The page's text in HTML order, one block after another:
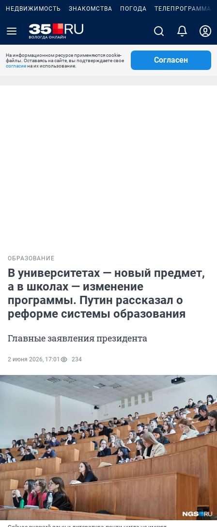
НЕДВИЖИМОСТЬ ЗНАКОМСТВА ПОГОДА ТЕЛЕПРОГРАММА
На информационном ресурсе применяются cookie-
файлы. Оставаясь на сайте, вы подтверждаете свое
согласиена их использование.
Согласен
ОБРАЗОВАНИЕ
В университетах — новый предмет,
а в школах — изменение
программы. Путин рассказал о
реформе системы образования
Главные заявления президента
2 июня 2026, 17:01 234